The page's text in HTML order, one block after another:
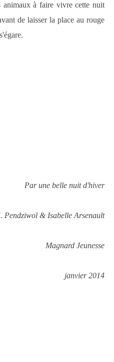
animaux à faire vivre cette nuit
de laisser la place au rouge
Par une belle nuit d'hiver
Pendziwol & Isabelle Arsenault
Magnard Jeunesse
janvier 2014